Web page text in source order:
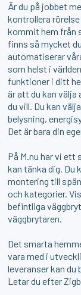
Är du på jobbet
kontrollera rörelse
kommit hem från
finns så mycket
automatiserar
som helst i
funktioner i ditt
är att du kan
du vill. Du kan
belysning,
Det är bara din
På M.nu har vi ett
kan tänka dig. Du
montering till
och kategorier.
befintliga
väggbrytaren.
Det smarta
vara med i
leveranser kan
Letar du efter